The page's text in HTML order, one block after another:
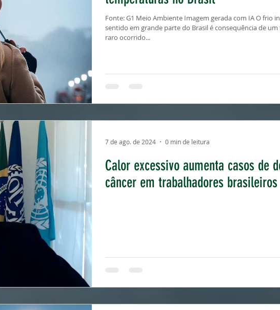
Fonte: G1 Meio Ambiente Imagem gerada com IA O frio
sentido em grande parte do Brasil é consequência de
raro ocorrido...
Calor excessivo aumenta casos de
câncer em trabalhadores brasileiros
7 de ago. de 2024 0 min de leitura